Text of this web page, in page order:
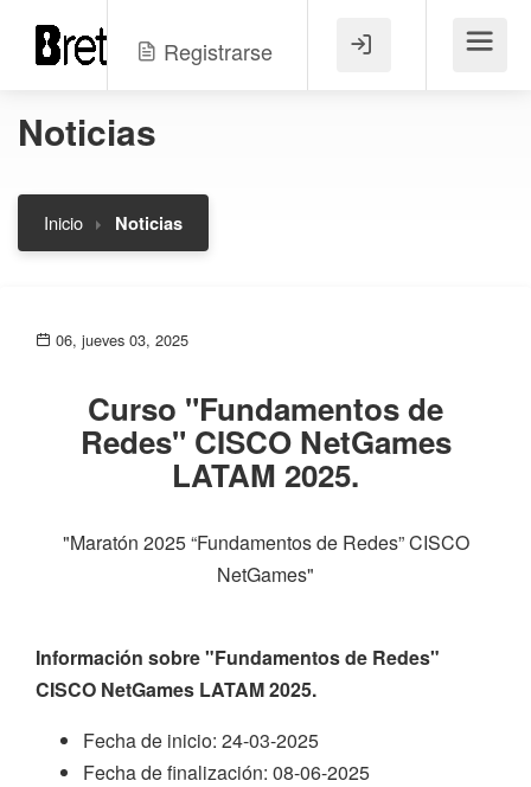
Registrarse Menú
Noticias
Inicio Noticias
06, jueves 03, 2025
Curso "Fundamentos de
Redes" CISCO NetGames
LATAM 2025.
"Maratón 2025 “Fundamentos de Redes” CISCO
NetGames"
Información sobre "Fundamentos de Redes"
CISCO NetGames LATAM 2025.
Fecha de inicio: 24-03-2025
Fecha de finalización: 08-06-2025